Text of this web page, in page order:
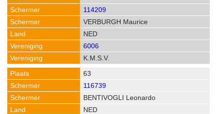
114209
VERBURGH Maurice
NED
6006
K.M.S.V.
63
116739
BENTIVOGLI Leonardo
NED